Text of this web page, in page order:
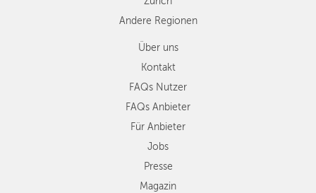
Andere Regionen
Über uns
Kontakt
FAQs Nutzer
FAQs Anbieter
Für Anbieter
Jobs
Presse
Magazin